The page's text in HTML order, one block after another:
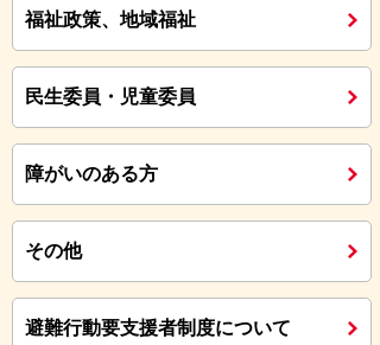
福祉政策、地域福祉
民生委員・児童委員
障がいのある方
その他
避難行動要支援者制度について